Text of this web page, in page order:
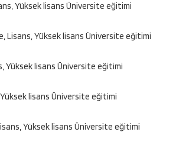
Yüksek lisans Üniversite eğitimi
Lisans, Yüksek lisans Üniversite eğitimi
Yüksek lisans Üniversite eğitimi
Yüksek lisans Üniversite eğitimi
Yüksek lisans Üniversite eğitimi